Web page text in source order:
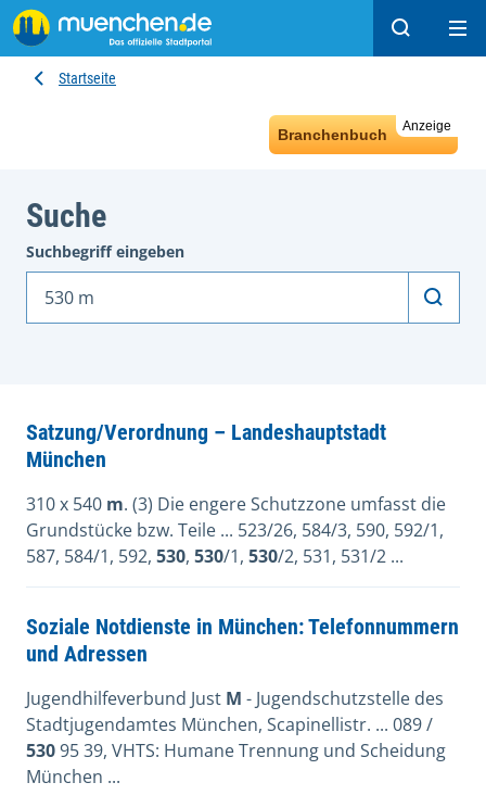
Suchen
Startseite
Anzeige
Branchenbuch
Suche
Suchbegriff eingeben
Satzung/Verordnung – Landeshauptstadt
München
310 x 540 m. (3) Die engere Schutzzone umfasst die
Grundstücke bzw. Teile ... 523/26, 584/3, 590, 592/1,
587, 584/1, 592, 530, 530/1, 530/2, 531, 531/2 ...
Soziale Notdienste in München: Telefonnummern
und Adressen
Jugendhilfeverbund Just M - Jugendschutzstelle des
Stadtjugendamtes München, Scapinellistr. ... 089 /
53095 39, VHTS: Humane Trennung und Scheidung
München ...